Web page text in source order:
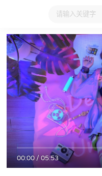
大家在看 日本动漫
00:00/05:53